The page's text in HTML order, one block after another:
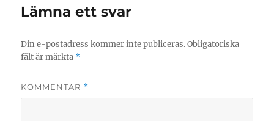
Lämna ett svar
Din e-postadress kommer inte publiceras. Obligatoriska
fält är märkta *
KOMMENTAR *